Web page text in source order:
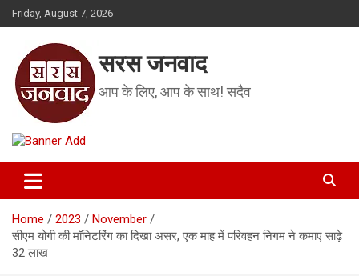
Skip
to
Friday, August 7, 2026
सरस जनवाद
आप के लिए, आप के साथ! सदैव
Home 2023
November
सीएम योगी की मॉनिटरिंग का दिखा असर, एक माह में परिवहन निगम ने कमाए साढ़े
32 लाख